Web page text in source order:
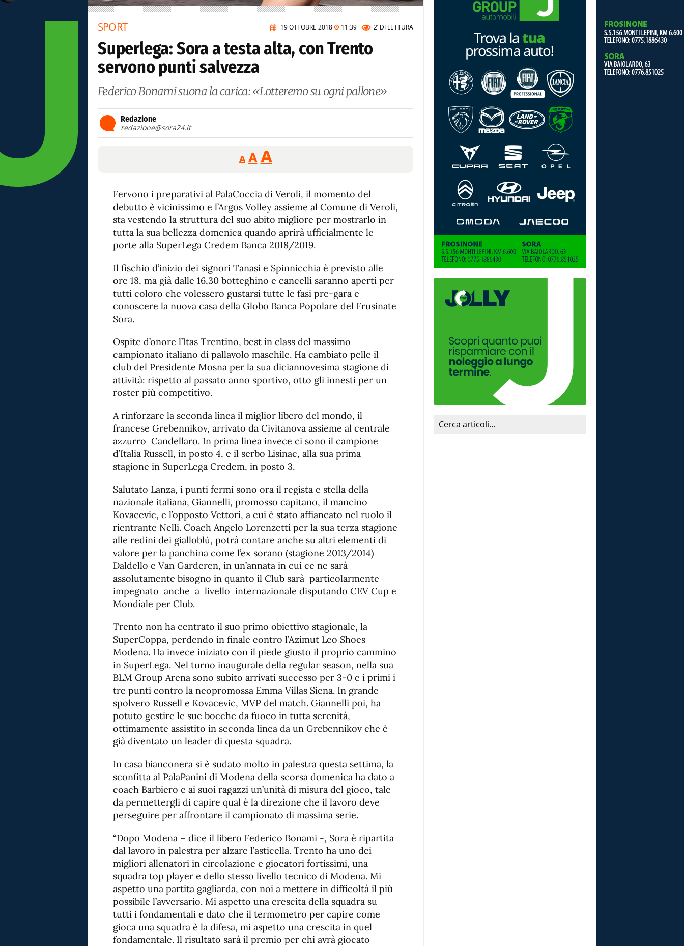
19 OTTOBRE 2018 11:39 2’ DI LETTURA
SPORT
Superlega: Sora a testa alta, con Trento
servono punti salvezza
Federico Bonami suona la carica: «Lotteremo su ogni pallone»
Redazione
redazione@sora24.it
A
Reducir
tamaño
A Restablecer
tamaño
de
fuente
AAumentar
de
fuente.
Fervono i preparativi al PalaCoccia di Veroli, il momento del
debutto è vicinissimo e l’Argos Volley assieme al Comune di Veroli,
sta vestendo la struttura del suo abito migliore per mostrarlo in
tutta la sua bellezza domenica quando aprirà ufficialmente le
porte alla SuperLega Credem Banca 2018/2019.
Il fischio d’inizio dei signori Tanasi e Spinnicchia è previsto alle
ore 18, ma già dalle 16,30 botteghino e cancelli saranno aperti per
tutti coloro che volessero gustarsi tutte le fasi pre-gara e
conoscere la nuova casa della Globo Banca Popolare del Frusinate
Sora.
Ospite d’onore l’Itas Trentino, best in class del massimo
campionato italiano di pallavolo maschile. Ha cambiato pelle il
club del Presidente Mosna per la sua diciannovesima stagione di
attività: rispetto al passato anno sportivo, otto gli innesti per un
roster più competitivo.
A rinforzare la seconda linea il miglior libero del mondo, il
francese Grebennikov, arrivato da Civitanova assieme al centrale
azzurro Candellaro. In prima linea invece ci sono il campione
d’Italia Russell, in posto 4, e il serbo Lisinac, alla sua prima
stagione in SuperLega Credem, in posto 3.
Salutato Lanza, i punti fermi sono ora il regista e stella della
nazionale italiana, Giannelli, promosso capitano, il mancino
Kovacevic, e l’opposto Vettori, a cui è stato affiancato nel ruolo il
rientrante Nelli. Coach Angelo Lorenzetti per la sua terza stagione
alle redini dei gialloblù, potrà contare anche su altri elementi di
valore per la panchina come l’ex sorano (stagione 2013/2014)
Daldello e Van Garderen, in un’annata in cui ce ne sarà
assolutamente bisogno in quanto il Club sarà particolarmente
impegnato anche a livello internazionale disputando CEV Cup e
Mondiale per Club.
Trento non ha centrato il suo primo obiettivo stagionale, la
SuperCoppa, perdendo in finale contro l’Azimut Leo Shoes
Modena. Ha invece iniziato con il piede giusto il proprio cammino
in SuperLega. Nel turno inaugurale della regular season, nella sua
BLM Group Arena sono subito arrivati successo per 3-0 e i primi i
tre punti contro la neopromossa Emma Villas Siena. In grande
spolvero Russell e Kovacevic, MVP del match. Giannelli poi, ha
potuto gestire le sue bocche da fuoco in tutta serenità,
ottimamente assistito in seconda linea da un Grebennikov che è
già diventato un leader di questa squadra.
In casa bianconera si è sudato molto in palestra questa settima, la
sconfitta al PalaPanini di Modena della scorsa domenica ha dato a
coach Barbiero e ai suoi ragazzi un’unità di misura del gioco, tale
da permettergli di capire qual è la direzione che il lavoro deve
perseguire per affrontare il campionato di massima serie.
“Dopo Modena – dice il libero Federico Bonami -, Sora è ripartita
dal lavoro in palestra per alzare l’asticella. Trento ha uno dei
migliori allenatori in circolazione e giocatori fortissimi, una
squadra top player e dello stesso livello tecnico di Modena. Mi
aspetto una partita gagliarda, con noi a mettere in difficoltà il più
possibile l’avversario. Mi aspetto una crescita della squadra su
tutti i fondamentali e dato che il termometro per capire come
gioca una squadra è la difesa, mi aspetto una crescita in quel
fondamentale. Il risultato sarà il premio per chi avrà giocato